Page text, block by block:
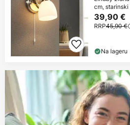
cm,
39,90 €
RRP45,90 €
Na lageru